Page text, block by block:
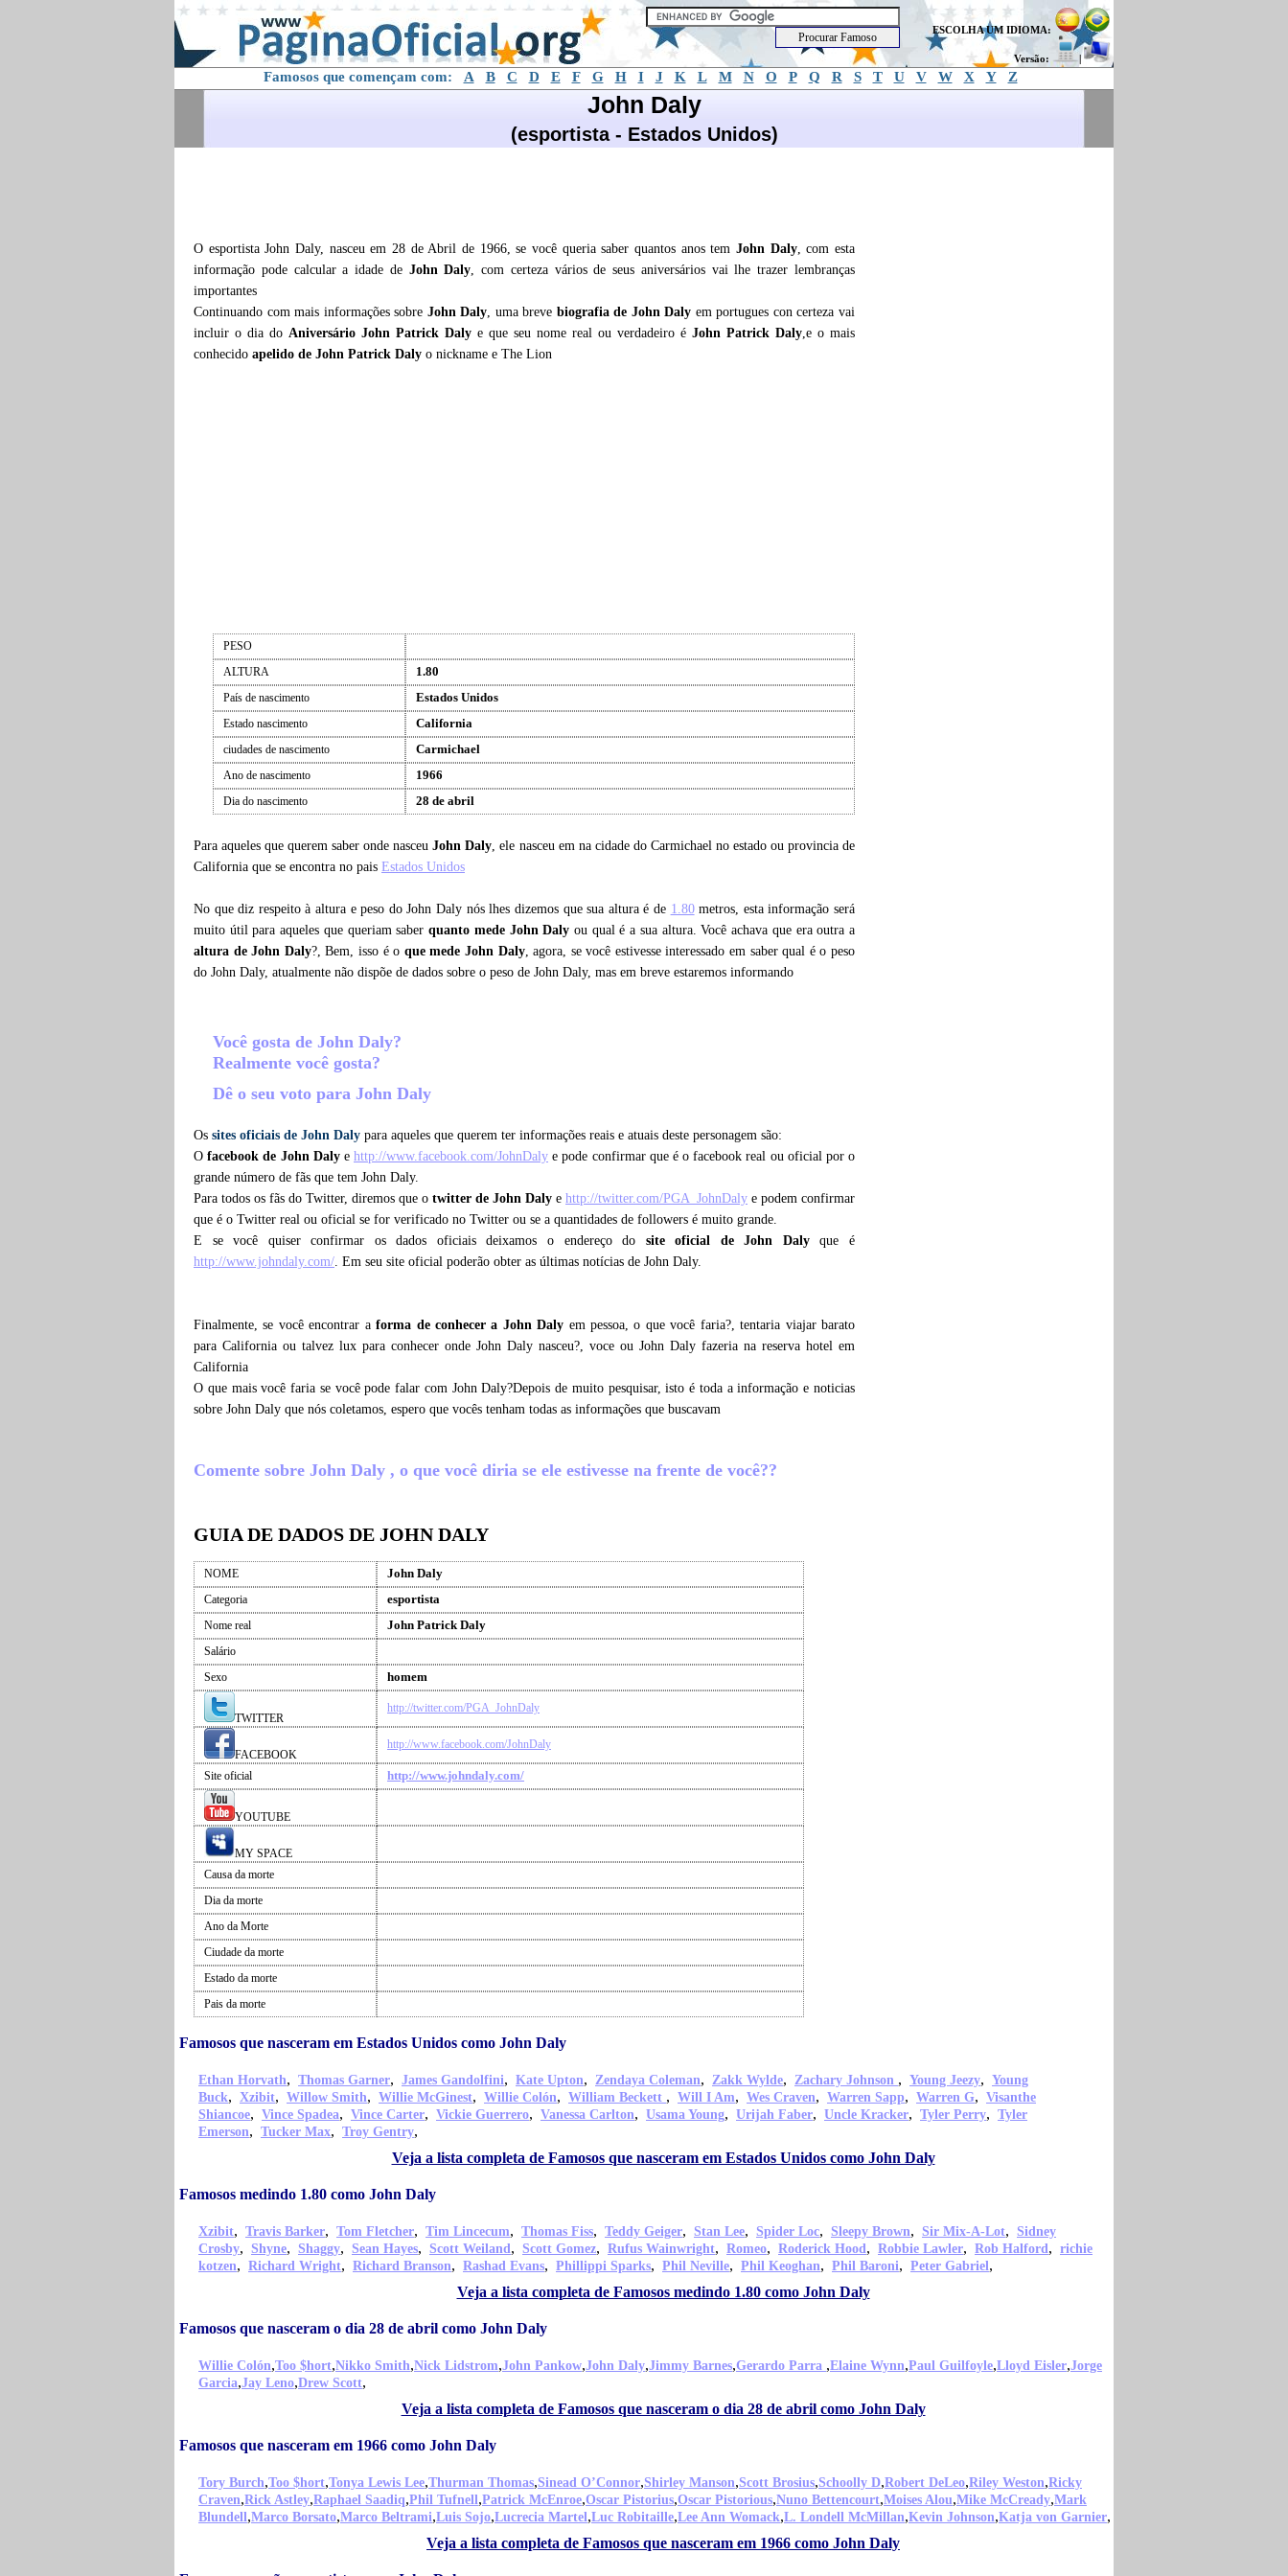
ESCOLHA UM IDIOMA:
Versão: |
Famosos que començam com: A B C D E F G H I J K L M N O P Q R S T U V W X Y Z
John Daly
(esportista - Estados Unidos)
O esportista John Daly, nasceu em 28 de Abril de 1966, se você queria saber quantos anos tem John Daly, com esta
informação pode calcular a idade de John Daly, com certeza vários de seus aniversários vai lhe trazer lembranças
importantes
Continuando com mais informações sobre John Daly, uma breve biografia de John Daly em portugues con certeza vai
incluir o dia do Aniversário John Patrick Daly e que seu nome real ou verdadeiro é John Patrick Daly,e o mais
conhecido apelido de John Patrick Daly o nickname e The Lion
PESO
ALTURA
1.80
País de nascimento Estados Unidos
Estado nascimento California
ciudades de nascimento Carmichael
Ano de nascimento 1966
Dia do nascimento 28 de abril
Para aqueles que querem saber onde nasceuJohn Daly, ele nasceu em na cidade do Carmichael no estado ou provincia de
California que se encontra no pais Estados Unidos
No que diz respeito à altura e peso do John Daly nós lhes dizemos que sua altura é de 1.80metros, esta informação será
muito útil para aqueles que queriam saberquanto mede John Daly ou qual é a sua altura. Você achava que era outra a
altura de John Daly?, Bem, isso é o que mede John Daly, agora, se você estivesse interessado em saber qual é o peso
do John Daly, atualmente não dispõe de dados sobre o peso de John Daly, mas em breve estaremos informando
Você gosta de John Daly?
Realmente você gosta?
Dê o seu voto para John Daly
Os sites oficiais de John Daly para aqueles que querem ter informações reais e atuais deste personagem são:
Ofacebook de John Dalyehttp://www.facebook.com/JohnDaly e pode confirmar que é o facebook real ou oficial por o
grande número de fãs que tem John Daly.
Para todos os fãs do Twitter, diremos que o twitter de John Daly e http://twitter.com/PGA_JohnDaly e podem confirmar
que é o Twitter real ou oficial se for verificado no Twitter ou se a quantidades de followers é muito grande.
E se você quiser confirmar os dados oficiais deixamos o endereço do site oficial de John Dalyque é
http://www.johndaly.com/. Em seu site oficial poderão obter as últimas notícias de John Daly.
Finalmente, se você encontrar aforma de conhecer a John Daly em pessoa, o que você faria?, tentaria viajar barato
para California ou talvez lux para conhecer onde John Daly nasceu?, voce ou John Daly fazeria na reserva hotel em
California
O que mais você faria se você pode falar com John Daly?Depois de muito pesquisar, isto é toda a informação e noticias
sobre John Daly que nós coletamos, espero que vocês tenham todas as informações que buscavam
Comente sobre John Daly , o que você diria se ele estivesse na frente de você??
GUIA DE DADOS DE JOHN DALY
NOME John Daly
Categoria esportista
Nome real John Patrick Daly
Salário
Sexo
homem
TWITTER
http://twitter.com/PGA_JohnDaly
FACEBOOK
http://www.facebook.com/JohnDaly
Site oficial http://www.johndaly.com/
YOUTUBE
MY SPACE
Causa da morte
Dia da morte
Ano da Morte
Ciudade da morte
Estado da morte
Pais da morte
Famosos que nasceram em Estados Unidos como John Daly
Ethan Horvath, Thomas Garner, James Gandolfini, Kate Upton, Zendaya Coleman, Zakk Wylde, Zachary Johnson , Young Jeezy, Young
Buck, Xzibit, Willow Smith, Willie McGinest, Willie Colón, William Beckett , Will I Am, Wes Craven, Warren Sapp, Warren G, Visanthe
Shiancoe, Vince Spadea, Vince Carter, Vickie Guerrero, Vanessa Carlton, Usama Young, Urijah Faber, Uncle Kracker, Tyler Perry, Tyler
Emerson, Tucker Max, Troy Gentry,
Veja a lista completa de Famosos que nasceram em Estados Unidos como John Daly
Famosos medindo 1.80 como John Daly
Xzibit, Travis Barker, Tom Fletcher, Tim Lincecum, Thomas Fiss, Teddy Geiger, Stan Lee, Spider Loc, Sleepy Brown, Sir Mix-A-Lot, Sidney
Crosby, Shyne, Shaggy, Sean Hayes, Scott Weiland, Scott Gomez, Rufus Wainwright, Romeo, Roderick Hood, Robbie Lawler, Rob Halford, richie
kotzen, Richard Wright, Richard Branson, Rashad Evans, Phillippi Sparks, Phil Neville, Phil Keoghan, Phil Baroni, Peter Gabriel,
Veja a lista completa de Famosos medindo 1.80 como John Daly
Famosos que nasceram o dia 28 de abril como John Daly
Willie Colón,Too $hort,Nikko Smith,Nick Lidstrom,John Pankow,John Daly,Jimmy Barnes,Gerardo Parra ,Elaine Wynn,Paul Guilfoyle,Lloyd Eisler,Jorge
Garcia,Jay Leno,Drew Scott,
Veja a lista completa de Famosos que nasceram o dia 28 de abril como John Daly
Famosos que nasceram em 1966 como John Daly
Tory Burch,Too $hort,Tonya Lewis Lee,Thurman Thomas,Sinead O’Connor,Shirley Manson,Scott Brosius,Schoolly D,Robert DeLeo,Riley Weston,Ricky
Craven,Rick Astley,Raphael Saadiq,Phil Tufnell,Patrick McEnroe,Oscar Pistorius,Oscar Pistorious,Nuno Bettencourt,Moises Alou,Mike McCready,Mark
Blundell,Marco Borsato,Marco Beltrami,Luis Sojo,Lucrecia Martel,Luc Robitaille,Lee Ann Womack,L. Londell McMillan,Kevin Johnson,Katja von Garnier,
Veja a lista completa de Famosos que nasceram em 1966 como John Daly